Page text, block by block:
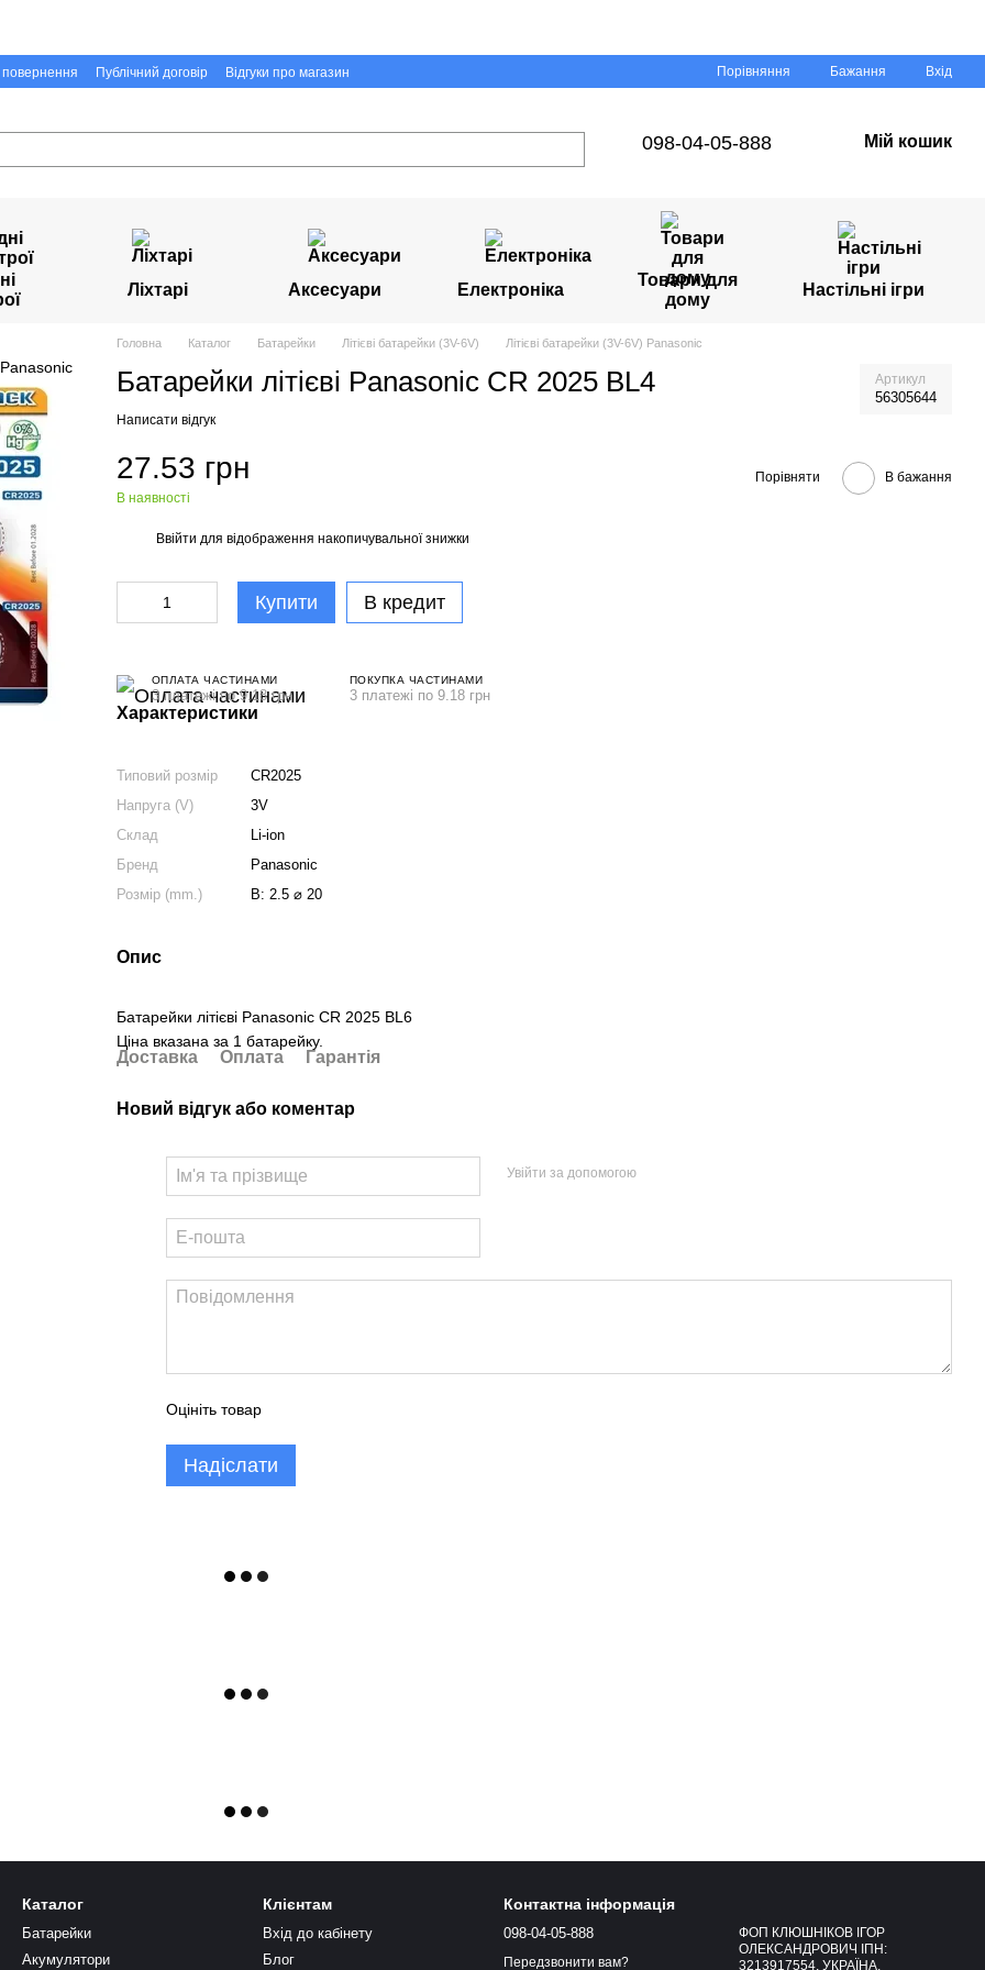
Публічний договір Відгуки про магазин Порівняння Бажання Вхід
098-04-05-888 Мій кошик
Ліхтарі Аксесуари Електроніка
Товари для
дому
Настільні ігри
Головна Каталог Батарейки Літієві батарейки (3V-6V) Літієві батарейки (3V-6V) Panasonic
Батарейки літієві Panasonic CR 2025 BL4 Артикул
56305644
Написати відгук
27.53 грн
В наявності
Порівняти В бажання
Ввійти для відображення накопичувальної знижки
Купити В кредит
ОПЛАТА ЧАСТИНАМИ
3 платежі по 9.18 грн
ПОКУПКА ЧАСТИНАМИ
3 платежі по 9.18 грн
Характеристики
Типовий розмір
CR2025
Напруга (V)
3V
Склад
Li-ion
Бренд
Panasonic
Розмір (mm.)
В: 2.5 ⌀ 20
Опис
Батарейки літієві Panasonic CR 2025 BL6
Ціна вказана за 1 батарейку.
Доставка Оплата Гарантія
Новий відгук або коментар
Увійти за допомогою
Оцініть товар
Надіслати
Каталог
Батарейки
Акумулятори
Клієнтам
Вхід до кабінету
Блог
Контактна інформація
098-04-05-888
Передзвонити вам?
ФОП КЛЮШНІКОВ ІГОР
ОЛЕКСАНДРОВИЧ ІПН:
3213917554, УКРАЇНА,